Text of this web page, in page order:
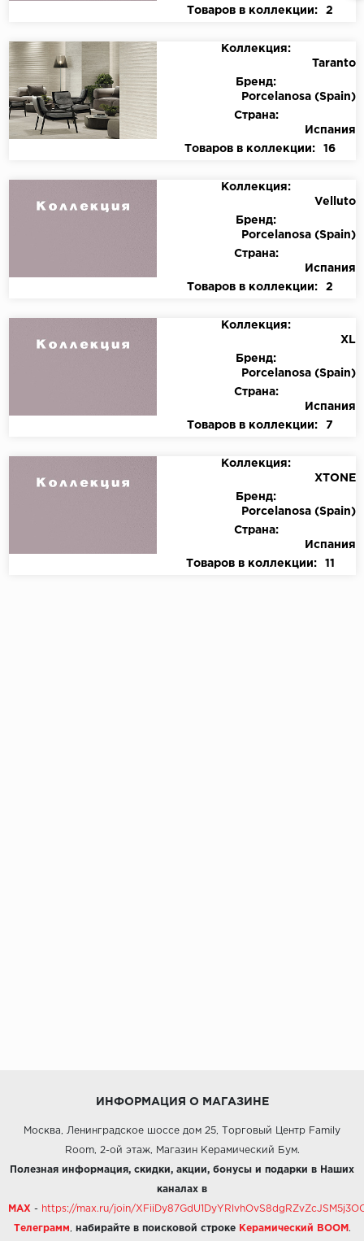
Товаров в коллекции: 2
Коллекция:
Taranto
Бренд:
Porcelanosa (Spain)
Страна:
Испания
Товаров в коллекции:
16
Коллекция:
Velluto
Бренд:
Porcelanosa (Spain)
Страна:
Испания
Товаров в коллекции:
2
Коллекция:
XL
Бренд:
Porcelanosa (Spain)
Страна:
Испания
Товаров в коллекции:
7
Коллекция:
XTONE
Бренд:
Porcelanosa (Spain)
Страна:
Испания
Товаров в коллекции:
11
ИНФОРМАЦИЯ О МАГАЗИНЕ
Москва, Ленинградское шоссе дом 25, Торговый Центр Family
Room, 2-ой этаж, Магазин Керамический Бум.
Полезная информация, скидки, акции, бонусы и подарки в Наших
каналах в
MAX - https://max.ru/join/
Телеграмм набирайте в поисковой строке Керамический BOOM .